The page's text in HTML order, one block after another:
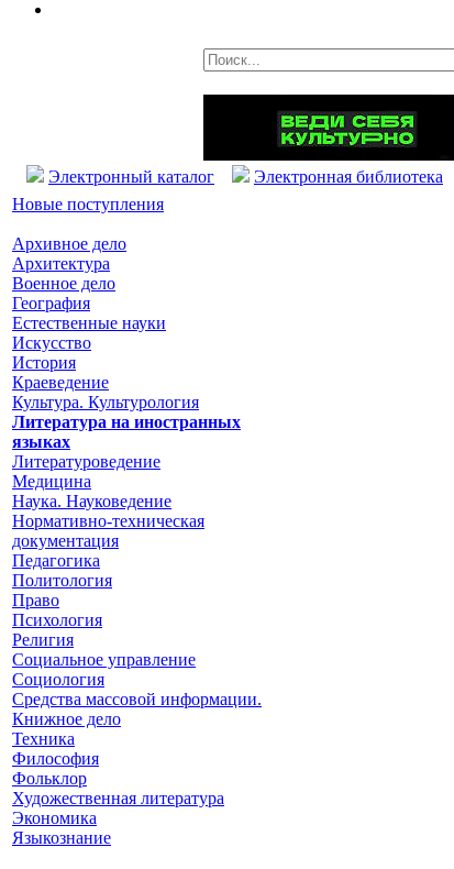
Электронный каталог Электронная библиотека
Новые поступления
Архивное дело
Архитектура
Военное дело
География
Естественные науки
Искусство
История
Краеведение
Культура. Культурология
Литература на иностранных
языках
Литературоведение
Медицина
Наука. Науковедение
Нормативно-техническая
документация
Педагогика
Политология
Право
Психология
Религия
Социальное управление
Социология
Средства массовой информации.
Книжное дело
Техника
Философия
Фольклор
Художественная литература
Экономика
Языкознание